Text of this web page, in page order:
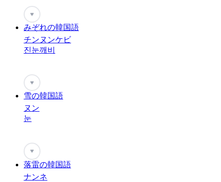
♥
みぞれの韓国語
チンヌンケビ
진눈깨비
♥
雪の韓国語
ヌン
눈
♥
落雷の韓国語
ナンネ